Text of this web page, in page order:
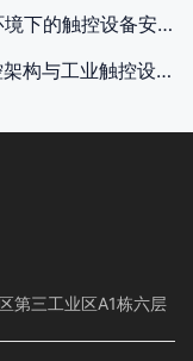
控设备安全适配设计
下一篇：储能电站多节点BMS数据监控架构与工业触控设备选型实践
第三工业区A1栋六层